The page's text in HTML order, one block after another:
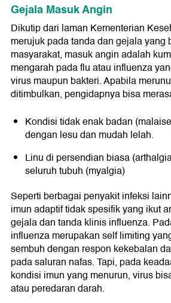
Gejala Masuk Angin
Dikutip dari laman Kementerian
merujuk pada tanda dan gejala yang
masyarakat, masuk angin adalah
mengarah pada flu atau influenza
virus maupun bakteri. Apabila
ditimbulkan, pengidapnya bisa
Kondisi tidak enak badan
dengan lesu dan mudah lelah.
Linu di persendian biasa
seluruh tubuh (myalgia)
Seperti berbagai penyakit infeksi
imun adaptif tidak spesifik yang ikut
gejala dan tanda klinis influenza.
influenza merupakan self limiting
sembuh dengan respon kekebalan
pada saluran nafas. Tapi, pada
kondisi imun yang menurun, virus
atau peredaran darah.